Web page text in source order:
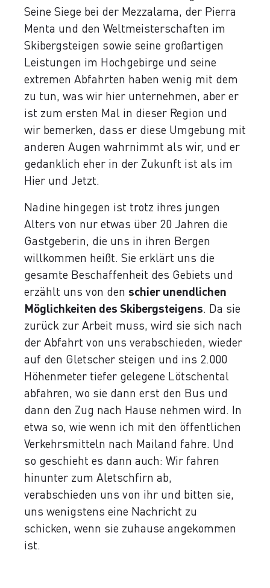
Seine Siege bei der Mezzalama, der Pierra
Menta und den Weltmeisterschaften im
Skibergsteigen sowie seine großartigen
Leistungen im Hochgebirge und seine
extremen Abfahrten haben wenig mit dem
zu tun, was wir hier unternehmen, aber er
ist zum ersten Mal in dieser Region und
wir bemerken, dass er diese Umgebung mit
anderen Augen wahrnimmt als wir, und er
gedanklich eher in der Zukunft ist als im
Hier und Jetzt.
Nadine hingegen ist trotz ihres jungen
Alters von nur etwas über 20 Jahren die
Gastgeberin, die uns in ihren Bergen
willkommen heißt. Sie erklärt uns die
gesamte Beschaffenheit des Gebiets und
erzählt uns von den schier unendlichen
Möglichkeiten des Skibergsteigens . Da sie
zurück zur Arbeit muss, wird sie sich nach
der Abfahrt von uns verabschieden, wieder
auf den Gletscher steigen und ins 2.000
Höhenmeter tiefer gelegene Lötschental
abfahren, wo sie dann erst den Bus und
dann den Zug nach Hause nehmen wird. In
etwa so, wie wenn ich mit den öffentlichen
Verkehrsmitteln nach Mailand fahre. Und
so geschieht es dann auch: Wir fahren
hinunter zum Aletschfirn ab,
verabschieden uns von ihr und bitten sie,
uns wenigstens eine Nachricht zu
schicken, wenn sie zuhause angekommen
ist.